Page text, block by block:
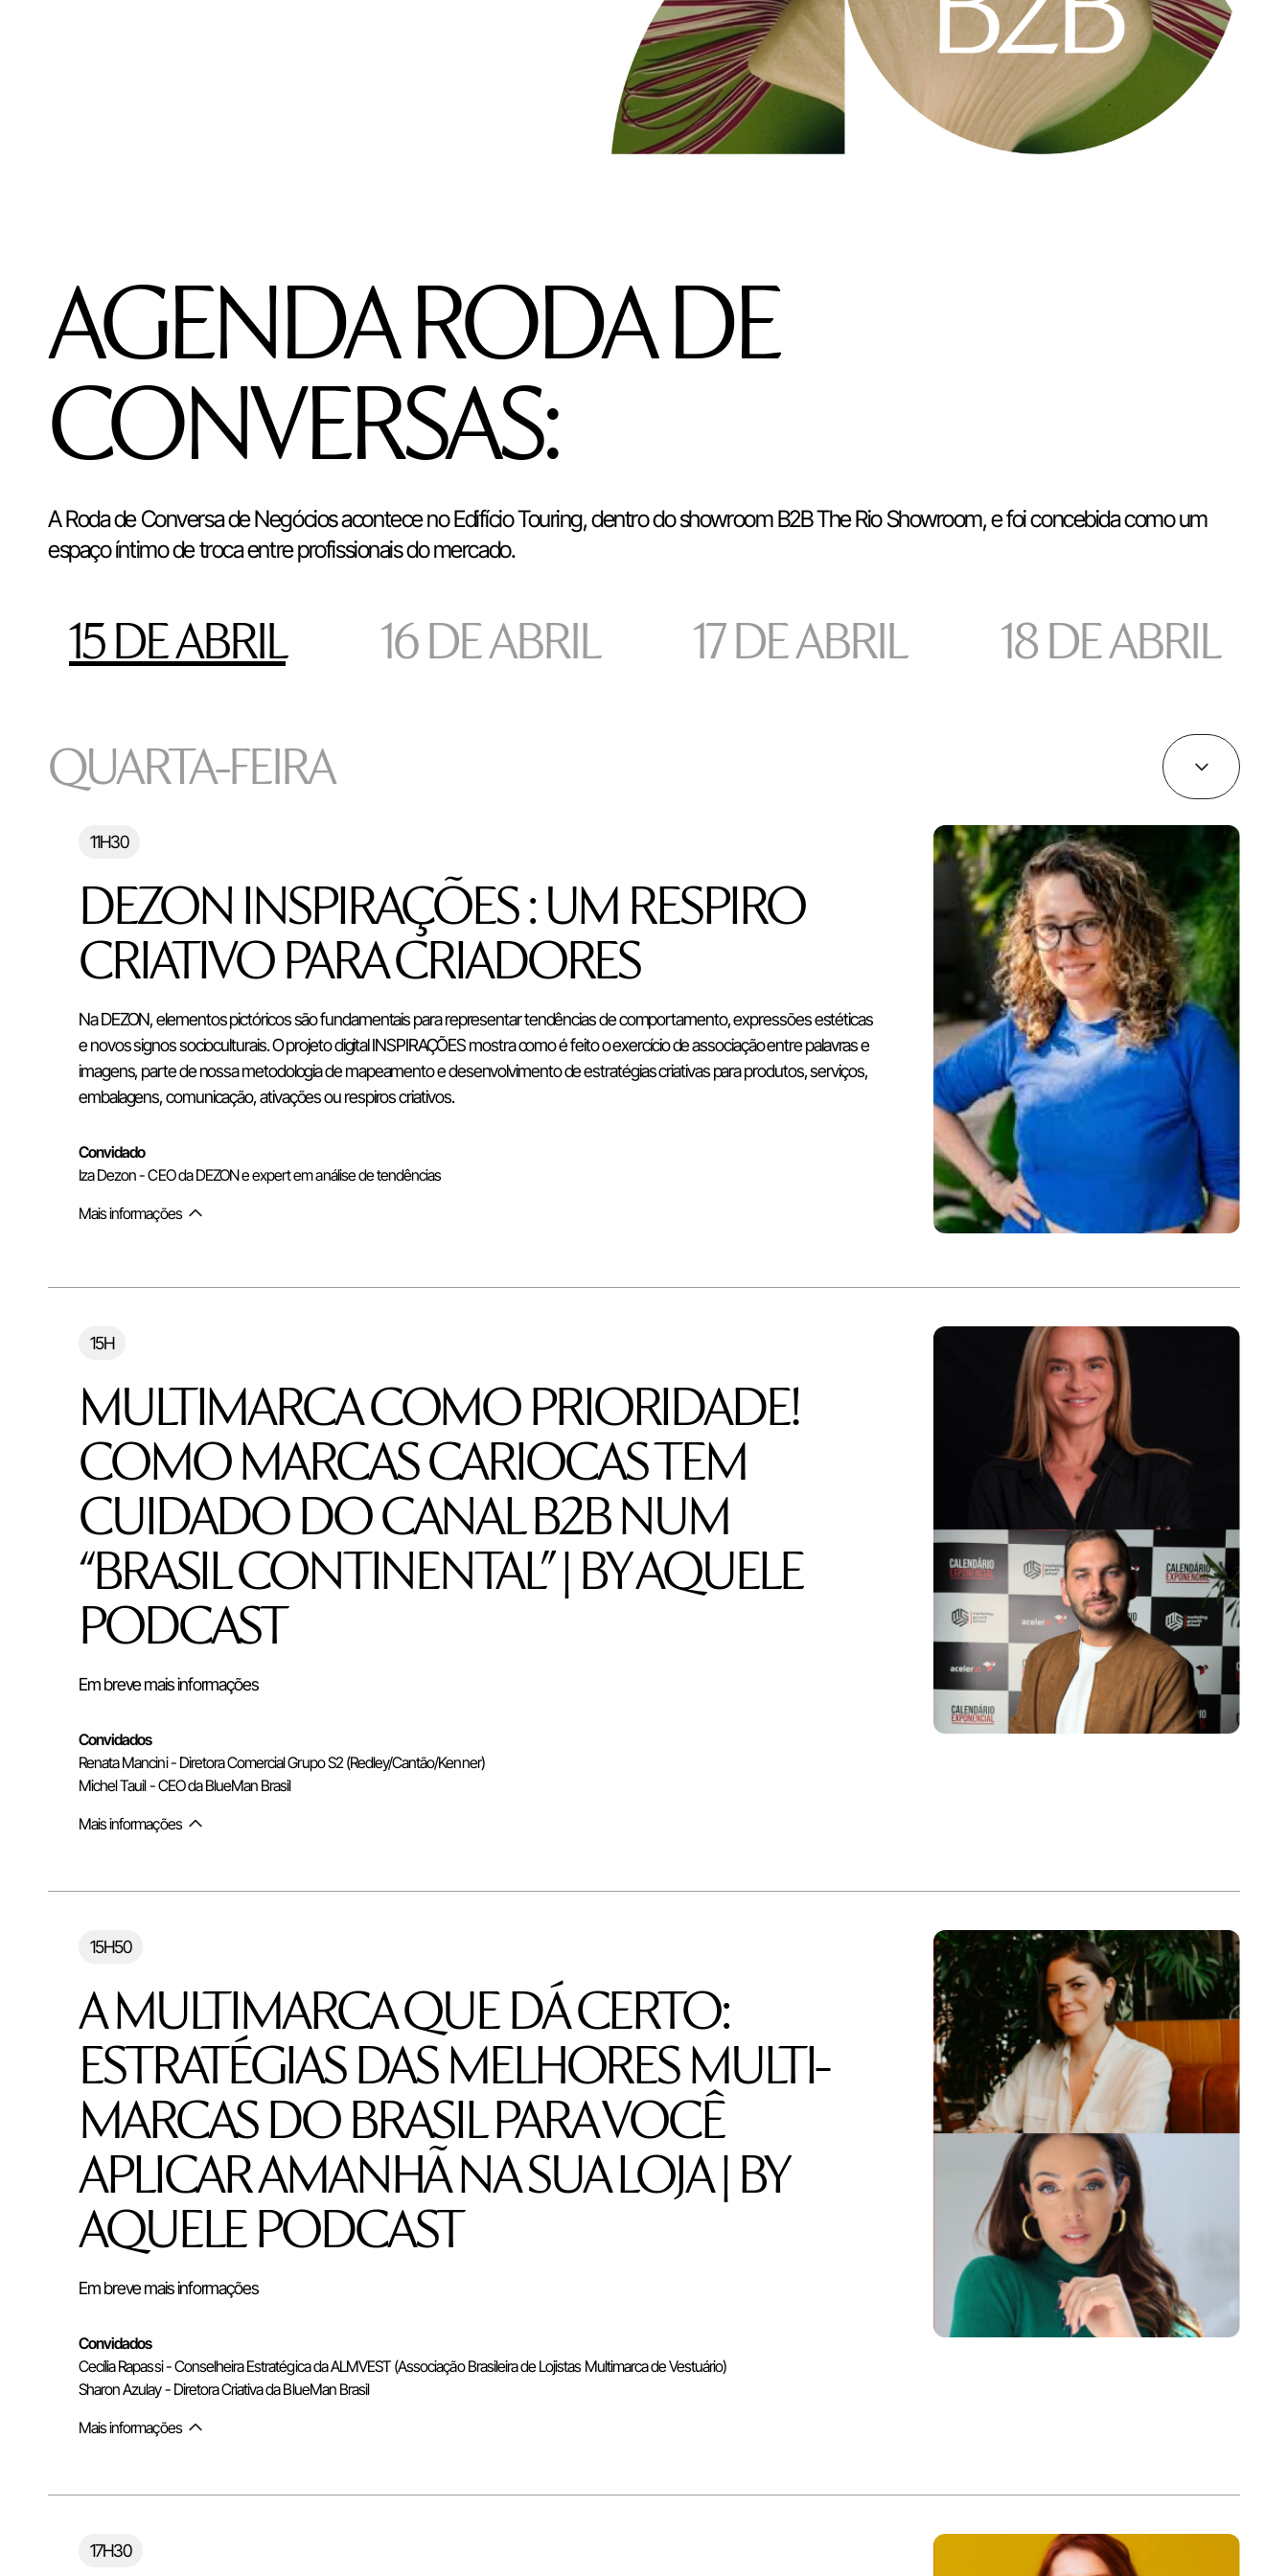
AGENDA RODA DE
CONVERSAS:
A Roda de Conversa de Negócios acontece no Edifício Touring, dentro do showroom B2B The Rio Showroom, e foi concebida como um
espaço íntimo de troca entre profissionais do mercado.
15 DE ABRIL 16 DE ABRIL 17 DE ABRIL 18 DE ABRIL
QUARTA-FEIRA
11H30
DEZON INSPIRAÇÕES : UM RESPIRO
CRIATIVO PARA CRIADORES
Na DEZON, elementos pictóricos são fundamentais para representar tendências de comportamento, expressões estéticas
e novos signos socioculturais. O projeto digital INSPIRAÇÕES mostra como é feito o exercício de associação entre palavras e
imagens, parte de nossa metodologia de mapeamento e desenvolvimento de estratégias criativas para produtos, serviços,
embalagens, comunicação, ativações ou respiros criativos.
Convidado
Iza Dezon - CEO da DEZON e expert em análise de tendências
Mais informações
Alternar mais informações do convidado
15H
MULTIMARCA COMO PRIORIDADE!
COMO MARCAS CARIOCAS TEM
CUIDADO DO CANAL B2B NUM
“BRASIL CONTINENTAL” | BY AQUELE
PODCAST
Em breve mais informações
Convidados
Renata Mancini - Diretora Comercial Grupo S2 (Redley/Cantão/Kenner)
Michel Tauil - CEO da BlueMan Brasil
Mais informações
Alternar mais informações do convidado
15H50
A MULTIMARCA QUE DÁ CERTO:
ESTRATÉGIAS DAS MELHORES MULTI-
MARCAS DO BRASIL PARA VOCÊ
APLICAR AMANHÃ NA SUA LOJA | BY
AQUELE PODCAST
Em breve mais informações
Convidados
Cecília Rapassi - Conselheira Estratégica da ALMVEST (Associação Brasileira de Lojistas Multimarca de Vestuário)
Sharon Azulay - Diretora Criativa da BlueMan Brasil
Mais informações
Alternar mais informações do convidado
17H30